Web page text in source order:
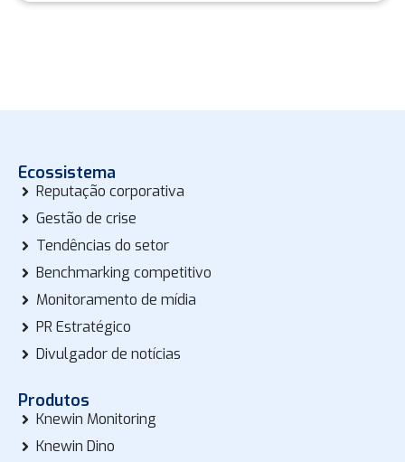
Ecossistema
Reputação corporativa
Gestão de crise
Tendências do setor
Benchmarking competitivo
Monitoramento de mídia
PR Estratégico
Divulgador de notícias
Produtos
Knewin Monitoring
Knewin Dino